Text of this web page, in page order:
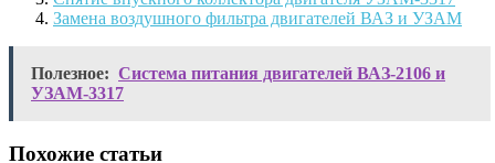
Замена воздушного фильтра двигателей ВАЗ и УЗАМ
Полезное: Система питания двигателей ВАЗ-2106 и
УЗАМ-3317
Похожие статьи